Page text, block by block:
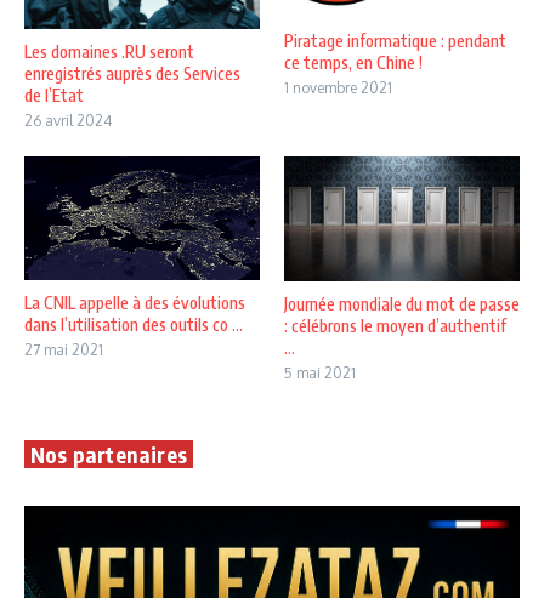
Les domaines .RU seront
enregistrés auprès des Services
de l’Etat
26 avril 2024
Piratage informatique : pendant
ce temps, en Chine !
1 novembre 2021
La CNIL appelle à des évolutions
dans l’utilisation des outils co ...
27 mai 2021
Journée mondiale du mot de passe
: célébrons le moyen d’authentif
...
5 mai 2021
Nos partenaires